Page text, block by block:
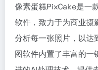
像素蛋糕PixCake是一
软件，致力于为商业摄
分析每一张照片，以达
图软件内置了丰富的一